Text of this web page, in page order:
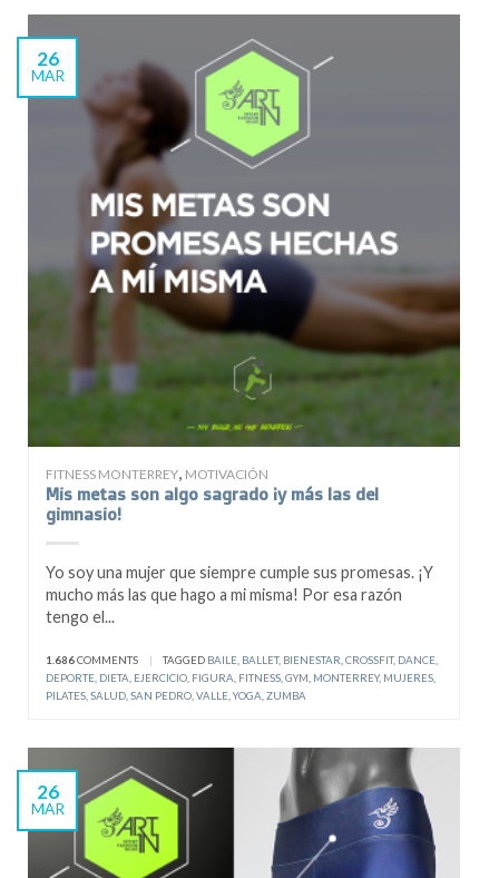
26
MAR
FITNESS MONTERREY, MOTIVACIÓN
Mis metas son algo sagrado ¡y más las del
gimnasio!
Yo soy una mujer que siempre cumple sus promesas. ¡Y
mucho más las que hago a mi misma! Por esa razón
tengo el...
1.686COMMENTS | TAGGED BAILE BALLET, BIENESTAR CROSSFIT, DANCE
DEPORTE DIETA EJERCICIO FIGURA FITNESS GYM MONTERREY, MUJERES
PILATES SALUD SAN PEDRO VALLE ,YOGA ZUMBA
26
MAR